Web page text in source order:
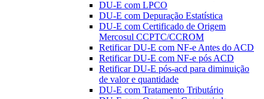
DU-E com LPCO
DU-E com Depuração Estatística
DU-E com Certificado de Origem
Mercosul CCPTC/CCROM
Retificar DU-E com NF-e Antes do ACD
Retificar DU-E com NF-e pós ACD
Retificar DU-E pós-acd para diminuição
de valor e quantidade
DU-E com Tratamento Tributário